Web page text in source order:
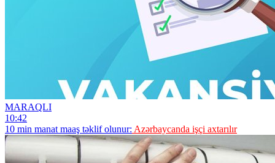
MARAQLI
10:42
10 min manat maaş təklif olunur: Azərbaycanda işçi axtarılır